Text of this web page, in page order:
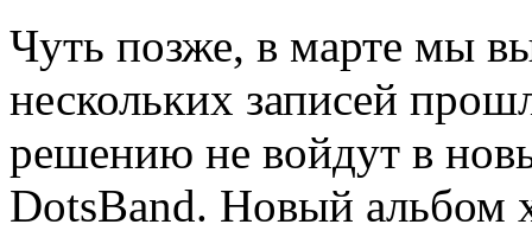
Чуть позже, в марте мы
нескольких записей
решению не войдут в
DotsBand. Новый альбом